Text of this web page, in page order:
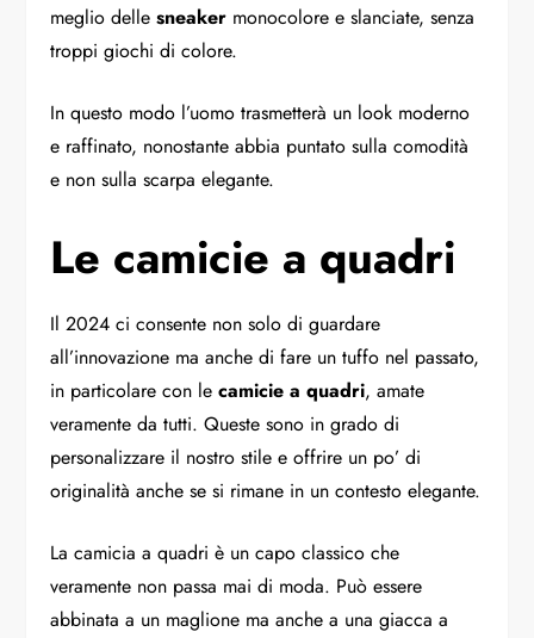
meglio dellesneaker monocolore e slanciate, senza
troppi giochi di colore.
In questo modo l’uomo trasmetterà un look moderno
e raffinato, nonostante abbia puntato sulla comodità
e non sulla scarpa elegante.
Le camicie a quadri
Il 2024 ci consente non solo di guardare
all’innovazione ma anche di fare un tuffo nel passato,
in particolare con lecamicie a quadri, amate
veramente da tutti. Queste sono in grado di
personalizzare il nostro stile e offrire un po’ di
originalità anche se si rimane in un contesto elegante.
La camicia a quadri è un capo classico che
veramente non passa mai di moda. Può essere
abbinata a un maglione ma anche a una giacca a